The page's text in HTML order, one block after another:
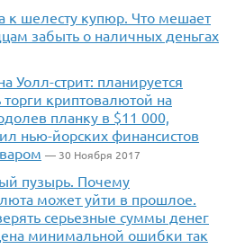
к шелесту купюр. Что мешает
забыть о наличных деньгах
Уолл-стрит: планируется
торги криптовалютой на
планку в $11 000,
нью-йорских финансистов
— 30 Ноября 2017
пузырь. Почему
может уйти в прошлое.
серьезные суммы денег
минимальной ошибки так